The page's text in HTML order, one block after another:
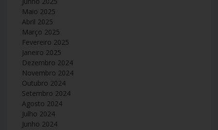
Maio 2025
Abril 2025
Março 2025
Fevereiro 2025
Janeiro 2025
Dezembro 2024
Novembro 2024
Outubro 2024
Setembro 2024
Agosto 2024
Julho 2024
Junho 2024